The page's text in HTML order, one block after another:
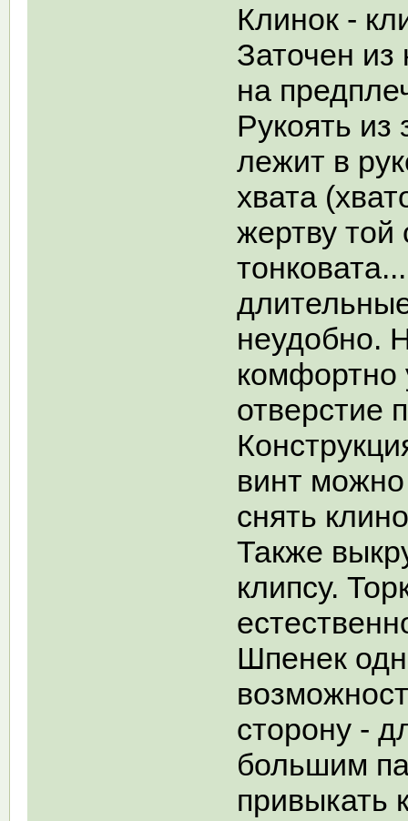
Клинок -
Заточен
на
Рукоять из
лежит в
хвата
жертву той
неудобно.
комфортно
отверстие
винт
снять
Также
клипсу.
Шпенек
сторону -
большим
привыкать